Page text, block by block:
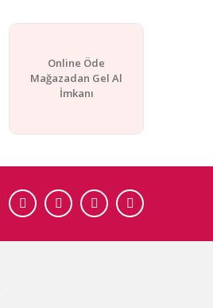
Online Öde
Mağazadan Gel Al
İmkanı